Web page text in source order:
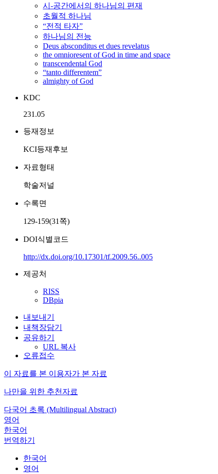
시-공간에서의 하나님의 편재
초월적 하나님
“전적 타자”
하나님의 전능
Deus absconditus et dues revelatus
the omnioresent of God in time and space
transcendental God
“tanto differentem”
almighty of God
KDC
231.05
등재정보
KCI등재후보
자료형태
학술저널
수록면
129-159(31쪽)
DOI식별코드
http://dx.doi.org/10.17301/tf.2009.56..005
제공처
RISS
DBpia
내보내기
내책장담기
공유하기
URL 복사
오류접수
이 자료를 본 이용자가 본 자료
나만을 위한 추천자료
다국어 초록 (Multilingual Abstract)
영어
한국어
번역하기
한국어
영어